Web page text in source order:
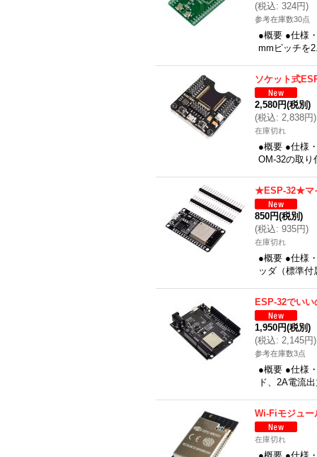
(税込: 324円)
参考在庫数30点
●概要 ●仕様
mmピッチを
ソケット式
2,580円(税別)
(税込: 2,838円)
在庫切れ
●概要 ●仕様
OM-32の取
★ESP-32★マ
850円(税別)
(税込: 935円)
在庫切れ
●概要 ●仕様
ッダ（標準
ESP-32でい
1,950円(税別)
(税込: 2,145円)
参考在庫数3点
●概要 ●仕様
ド、2A電流
Wi-Fiモジュー
在庫切れ